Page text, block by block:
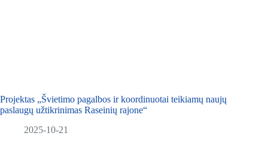
Projektas „Švietimo pagalbos ir koordinuotai teikiamų naujų
paslaugų užtikrinimas Raseinių rajone“
2025-10-21